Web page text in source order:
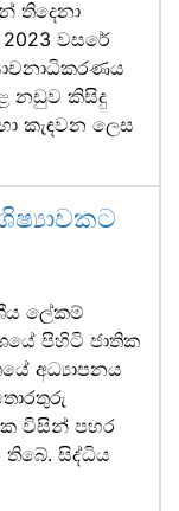
තිදෙනා
වසරේ
නඩුව කිසිදු
කැඳවන ලෙස
ලේකම්
පිහිටි ජාතික
අධ්‍යාපනය
විසින් පහර
සිද්ධිය